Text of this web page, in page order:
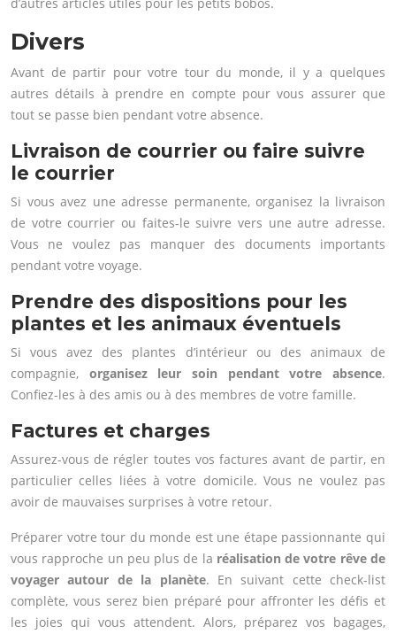
Divers
Avant de partir pour votre tour du monde, il y a quelques
autres détails à prendre en compte pour vous assurer que
tout se passe bien pendant votre absence.
Livraison de courrier ou faire suivre
le courrier
Si vous avez une adresse permanente, organisez la livraison
de votre courrier ou faites-le suivre vers une autre adresse.
Vous ne voulez pas manquer des documents importants
pendant votre voyage.
Prendre des dispositions pour les
plantes et les animaux éventuels
Si vous avez des plantes d’intérieur ou des animaux de
compagnie, organisez leur soin pendant votre absence.
Confiez-les à des amis ou à des membres de votre famille.
Factures et charges
Assurez-vous de régler toutes vos factures avant de partir, en
particulier celles liées à votre domicile. Vous ne voulez pas
avoir de mauvaises surprises à votre retour.
Préparer votre tour du monde est une étape passionnante qui
vous rapproche un peu plus de la réalisation de votre rêve de
voyager autour de la planète. En suivant cette check-list
complète, vous serez bien préparé pour affronter les défis et
les joies qui vous attendent. Alors, préparez vos bagages,